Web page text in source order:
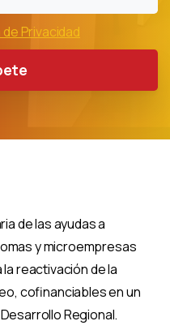
Privacidad
de las ayudas a
y microempresas
reactivación de la
cofinanciables en un
Regional.